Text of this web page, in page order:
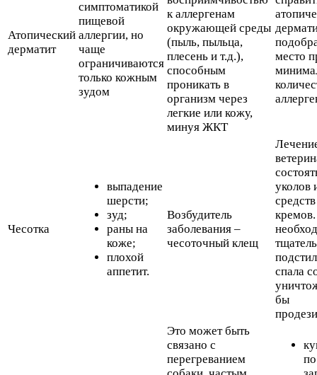
Атопический
дерматит
симптоматикой
пищевой
аллергии, но
чаще
ограничиваются
только кожным
зудом
к аллергенам
окружающей среды
(пыль, пыльца,
плесень и т.д.),
способным
проникать в
организм через
легкие или кожу,
минуя ЖКТ
место
Чесотка
выпадение
шерсти;
зуд;
раны на
коже;
плохой
аппетит.
Возбудитель
заболевания –
чесоточный клещ
уколов
спала
бы
Это может быть
связано с
перегреванием